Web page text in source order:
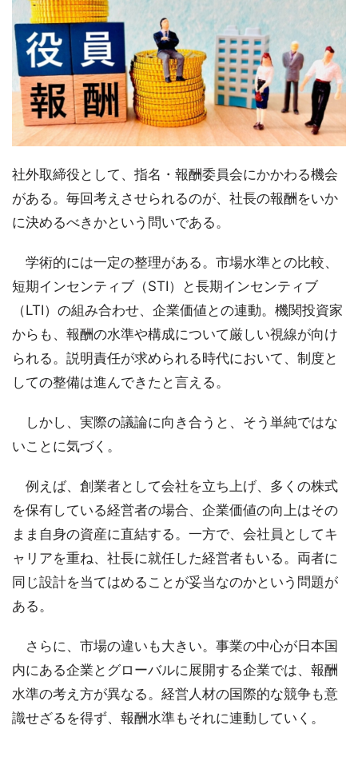
社外取締役として、指名・報酬委員会にかかわる機会
がある。毎回考えさせられるのが、社長の報酬をいか
に決めるべきかという問いである。
学術的には一定の整理がある。市場水準との比較、
短期インセンティブ（STI）と長期インセンティブ
（LTI）の組み合わせ、企業価値との連動。機関投資家
からも、報酬の水準や構成について厳しい視線が向け
られる。説明責任が求められる時代において、制度と
しての整備は進んできたと言える。
しかし、実際の議論に向き合うと、そう単純ではな
いことに気づく。
例えば、創業者として会社を立ち上げ、多くの株式
を保有している経営者の場合、企業価値の向上はその
まま自身の資産に直結する。一方で、会社員としてキ
ャリアを重ね、社長に就任した経営者もいる。両者に
同じ設計を当てはめることが妥当なのかという問題が
ある。
さらに、市場の違いも大きい。事業の中心が日本国
内にある企業とグローバルに展開する企業では、報酬
水準の考え方が異なる。経営人材の国際的な競争も意
識せざるを得ず、報酬水準もそれに連動していく。